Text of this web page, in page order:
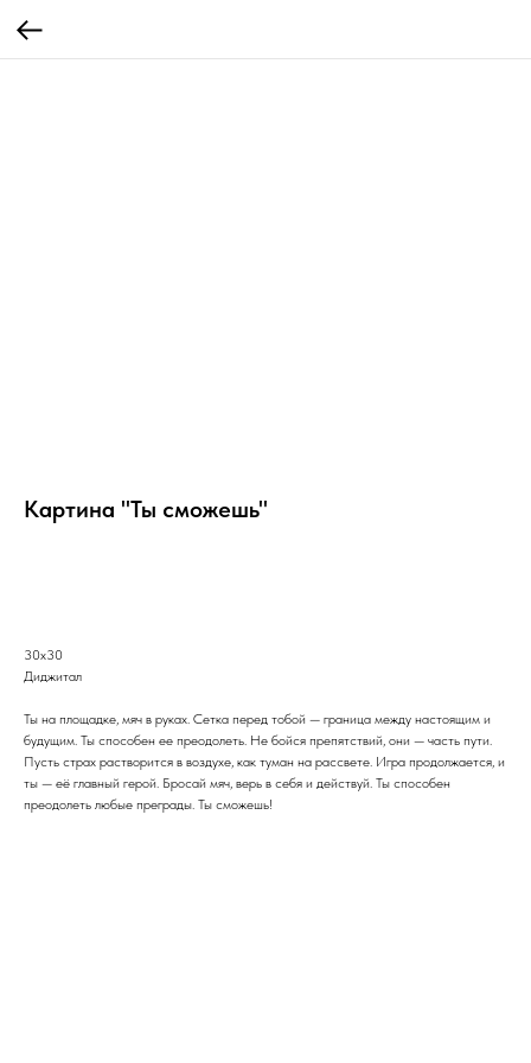
Картина "Ты сможешь"
30х30
Диджитал
Ты на площадке, мяч в руках. Сетка перед тобой — граница между настоящим и
будущим. Ты способен ее преодолеть. Не бойся препятствий, они — часть пути.
Пусть страх растворится в воздухе, как туман на рассвете. Игра продолжается, и
ты — её главный герой. Бросай мяч, верь в себя и действуй. Ты способен
преодолеть любые преграды. Ты сможешь!